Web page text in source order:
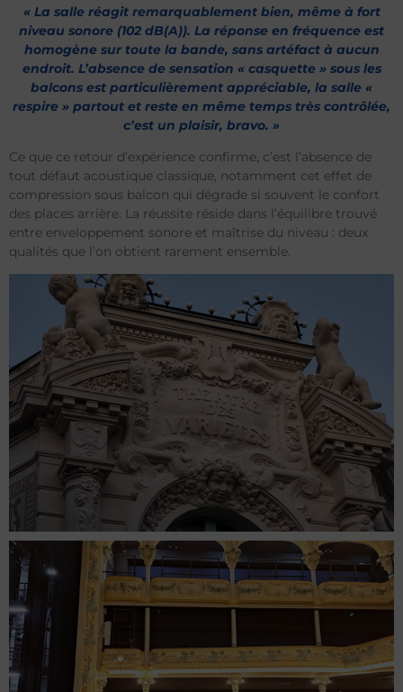
« La salle réagit remarquablement bien, même à fort
niveau sonore (102 dB(A)). La réponse en fréquence est
homogène sur toute la bande, sans artéfact à aucun
endroit. L’absence de sensation « casquette » sous les
balcons est particulièrement appréciable, la salle «
respire » partout et reste en même temps très contrôlée,
c’est un plaisir, bravo. »
Ce que ce retour d’expérience confirme, c’est l’absence de
tout défaut acoustique classique, notamment cet effet de
compression sous balcon qui dégrade si souvent le confort
des places arrière. La réussite réside dans l’équilibre trouvé
entre enveloppement sonore et maîtrise du niveau : deux
qualités que l’on obtient rarement ensemble.